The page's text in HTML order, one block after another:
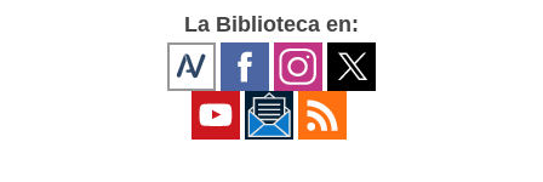
La Biblioteca en: